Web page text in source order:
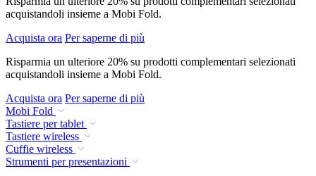
acquistandoli insieme a Mobi Fold.
Acquista ora Per saperne di più
Risparmia un ulteriore 20% su prodotti complementari selezionati
acquistandoli insieme a Mobi Fold.
Acquista ora Per saperne di più
Mobi Fold
Tastiere per tablet
Tastiere wireless
Cuffie wireless
Strumenti per presentazioni